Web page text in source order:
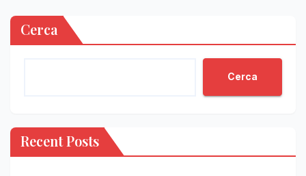
Cerca
Cerca
Recent Posts